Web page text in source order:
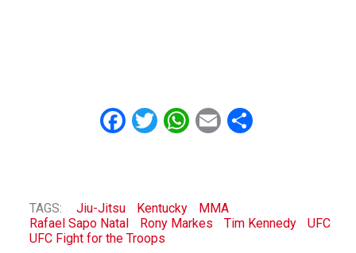
Facebook
Twitter
WhatsApp
EmailShare
TAGS: Jiu-Jitsu Kentucky
MMA
Rafael Sapo Natal
Rony Markes Tim Kennedy
UFC
UFC Fight for the Troops